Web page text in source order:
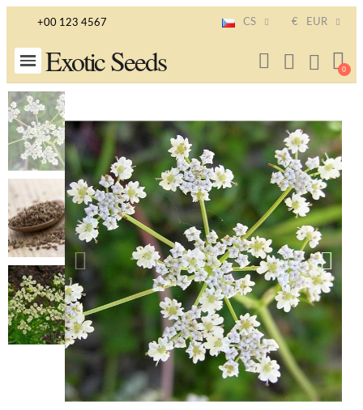
+00 123 4567 CS € EUR
Exotic Seeds